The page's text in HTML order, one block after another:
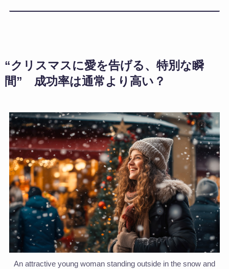
“クリスマスに愛を告げる、特別な瞬
間” 成功率は通常より高い？
An attractive young woman standing outside in the snow and